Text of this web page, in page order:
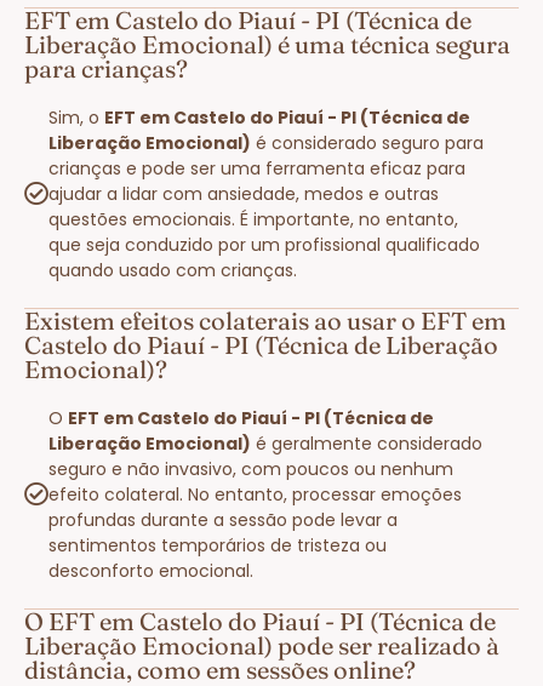
EFT em Castelo do Piauí - PI (Técnica de
Liberação Emocional) é uma técnica segura
para crianças?
Sim, o EFT em Castelo do Piauí - PI (Técnica de
Liberação Emocional) é considerado seguro para
crianças e pode ser uma ferramenta eficaz para
ajudar a lidar com ansiedade, medos e outras
questões emocionais. É importante, no entanto,
que seja conduzido por um profissional qualificado
quando usado com crianças.
Existem efeitos colaterais ao usar o EFT em
Castelo do Piauí - PI (Técnica de Liberação
Emocional)?
O EFT em Castelo do Piauí - PI (Técnica de
Liberação Emocional) é geralmente considerado
seguro e não invasivo, com poucos ou nenhum
efeito colateral. No entanto, processar emoções
profundas durante a sessão pode levar a
sentimentos temporários de tristeza ou
desconforto emocional.
O EFT em Castelo do Piauí - PI (Técnica de
Liberação Emocional) pode ser realizado à
distância, como em sessões online?